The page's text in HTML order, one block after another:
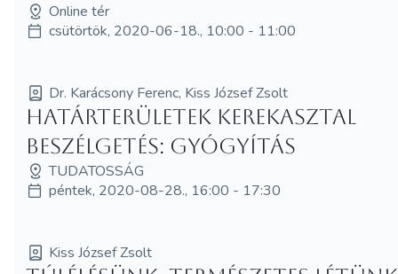
Online tér
csütörtök, 2020-06-18., 10:00 - 11:00
Dr. Karácsony Ferenc, Kiss József Zsolt
Határterületek kerekasztal
beszélgetés: Gyógyítás
TUDATOSSÁG
péntek, 2020-08-28., 16:00 - 17:30
Kiss József Zsolt